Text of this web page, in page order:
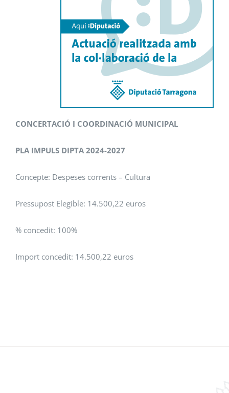
CONCERTACIÓ I COORDINACIÓ MUNICIPAL
PLA IMPULS DIPTA 2024-2027
Concepte: Despeses corrents – Cultura
Pressupost Elegible: 14.500,22 euros
% concedit: 100%
Import concedit: 14.500,22 euros